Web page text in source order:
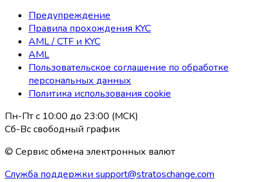
Предупреждение
Правила прохождения KYC
AML / CTF и KYC
AML
Пользовательское соглашение по обработке
персональных данных
Политика использования coоkie
Пн-Пт с 10:00 до 23:00 (МСК)
Сб-Вс свободный график
© Сервис обмена электронных валют
Служба поддержки support@stratoschange.com